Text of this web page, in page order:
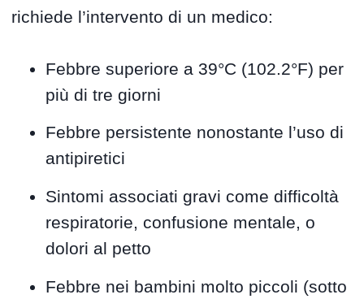
richiede l’intervento di un medico:
Febbre superiore a 39°C (102.2°F) per
più di tre giorni
Febbre persistente nonostante l’uso di
antipiretici
Sintomi associati gravi come difficoltà
respiratorie, confusione mentale, o
dolori al petto
Febbre nei bambini molto piccoli (sotto